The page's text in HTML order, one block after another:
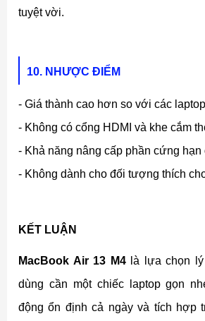
tuyệt vời.
10. NHƯỢC ĐIỂM
- Giá thành cao hơn so với các
- Không có cổng HDMI và khe cắm
- Khả năng nâng cấp phần cứng hạn
- Không dành cho đối tượng thích
KẾT LUẬN
MacBook Air 13 M4là lựa chọn lý
dùng cần một chiếc laptop gọn
động ổn định cả ngày và tích hợp